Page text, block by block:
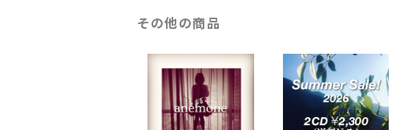
その他の商品